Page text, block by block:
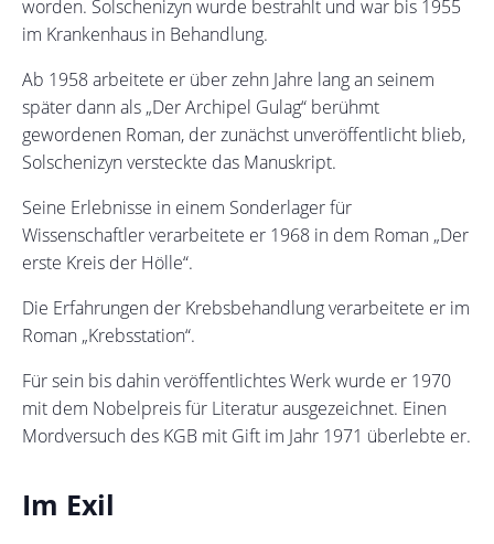
worden. Solschenizyn wurde bestrahlt und war bis 1955
im Krankenhaus in Behandlung.
Ab 1958 arbeitete er über zehn Jahre lang an seinem
später dann als „Der Archipel Gulag“ berühmt
gewordenen Roman, der zunächst unveröffentlicht blieb,
Solschenizyn versteckte das Manuskript.
Seine Erlebnisse in einem Sonderlager für
Wissenschaftler verarbeitete er 1968 in dem Roman „Der
erste Kreis der Hölle“.
Die Erfahrungen der Krebsbehandlung verarbeitete er im
Roman „Krebsstation“.
Für sein bis dahin veröffentlichtes Werk wurde er 1970
mit dem Nobelpreis für Literatur ausgezeichnet. Einen
Mordversuch des KGB mit Gift im Jahr 1971 überlebte er.
Im Exil